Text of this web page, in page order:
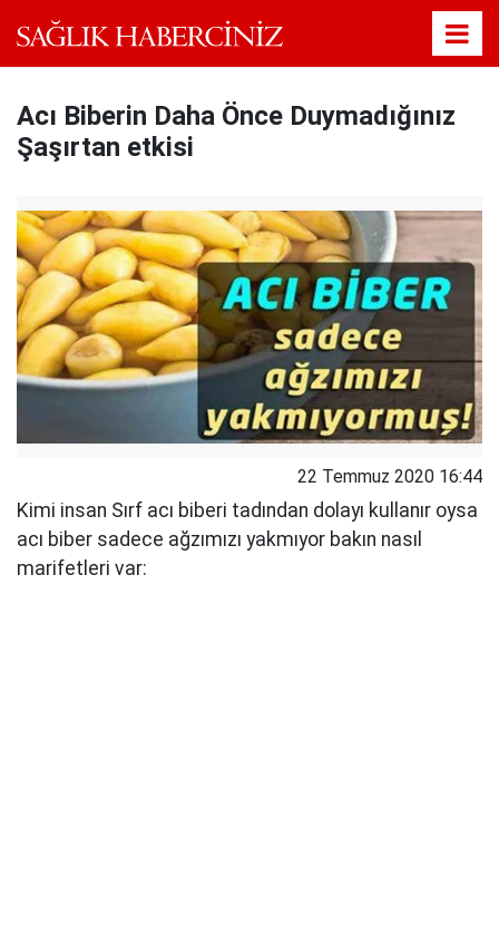
Acı Biberin Daha Önce Duymadığınız
Şaşırtan etkisi
22 Temmuz 2020 16:44
Kimi insan Sırf acı biberi tadından dolayı kullanır oysa
acı biber sadece ağzımızı yakmıyor bakın nasıl
marifetleri var: